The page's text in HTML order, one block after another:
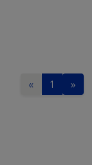
« 1 »